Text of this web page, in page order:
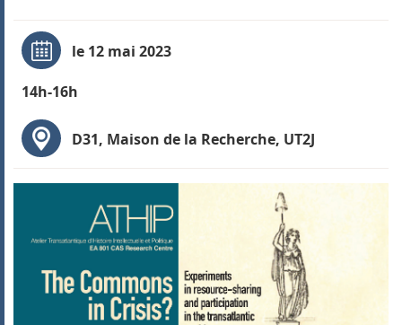
le 12 mai 2023
14h-16h
D31, Maison de la Recherche, UT2J